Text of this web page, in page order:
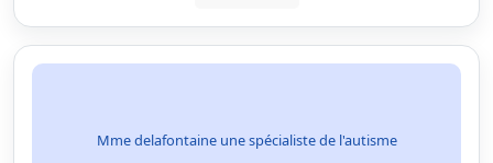
Mme delafontaine une spécialiste de l'autisme